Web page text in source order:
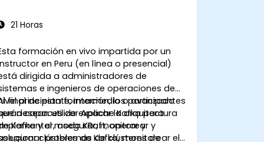
21 Horas
formación en vivo impartida por un
en Peru (en línea o presencial)
dirigida a administradores de
e ingenieros de operaciones de
principiante, intermedio o avanzado
desean utilizar Apache Kafka para
asegurar, monitorear y
problemas de clústeres de
final de esta formación, los participantes
capaces de explicar la arquitectura
Kafka y el modo KRaft, operar y
clústeres de Kafka, monitorear el